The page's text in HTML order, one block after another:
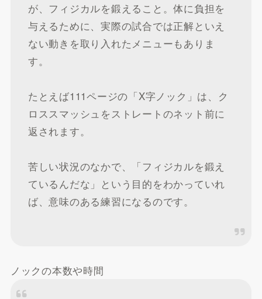
が、フィジカルを鍛えること。体に負担を
与えるために、実際の試合では正解といえ
ない動きを取り入れたメニューもありま
す。
たとえば111ページの「X字ノック」は、ク
ロススマッシュをストレートのネット前に
返されます。
苦しい状況のなかで、「フィジカルを鍛え
ているんだな」という目的をわかっていれ
ば、意味のある練習になるのです。
ノックの本数や時間